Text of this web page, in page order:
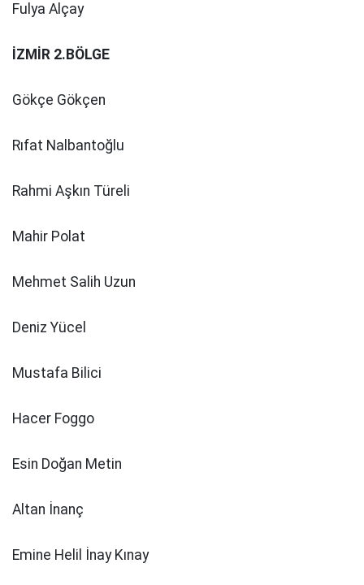
Fulya Alçay
İZMİR 2.BÖLGE
Gökçe Gökçen
Rıfat Nalbantoğlu
Rahmi Aşkın Türeli
Mahir Polat
Mehmet Salih Uzun
Deniz Yücel
Mustafa Bilici
Hacer Foggo
Esin Doğan Metin
Altan İnanç
Emine Helil İnay Kınay